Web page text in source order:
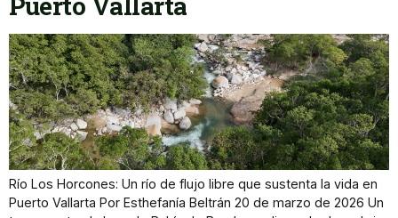
Río Los Horcones: Un río de flujo libre que sustenta la vida en
Puerto Vallarta Por Esthefanía Beltrán 20 de marzo de 2026 Un